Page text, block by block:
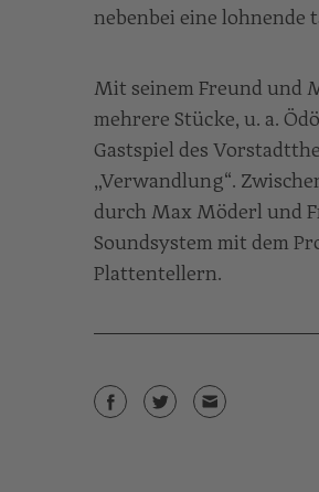
nebenbei eine lohnende
Mit seinem Freund und
mehrere Stücke, u. a.
Gastspiel des
„Verwandlung“.
durch Max Möderl und
Soundsystem mit dem
Plattentellern.